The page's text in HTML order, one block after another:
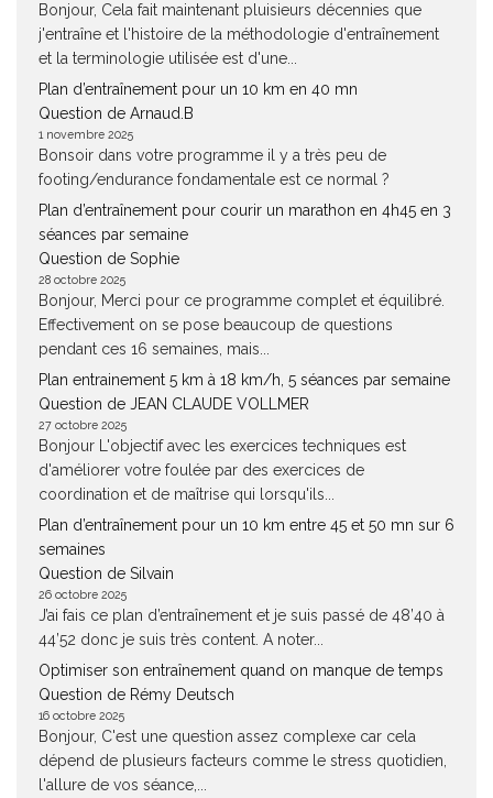
Bonjour, Cela fait maintenant pluisieurs décennies que
j'entraîne et l'histoire de la méthodologie d'entraînement
et la terminologie utilisée est d'une...
Plan d’entraînement pour un 10 km en 40 mn
Question de Arnaud.B
1 novembre 2025
Bonsoir dans votre programme il y a très peu de
footing/endurance fondamentale est ce normal ?
Plan d’entraînement pour courir un marathon en 4h45 en 3
séances par semaine
Question de Sophie
28 octobre 2025
Bonjour, Merci pour ce programme complet et équilibré.
Effectivement on se pose beaucoup de questions
pendant ces 16 semaines, mais...
Plan entrainement 5 km à 18 km/h, 5 séances par semaine
Question de JEAN CLAUDE VOLLMER
27 octobre 2025
Bonjour L'objectif avec les exercices techniques est
d'améliorer votre foulée par des exercices de
coordination et de maîtrise qui lorsqu'ils...
Plan d’entraînement pour un 10 km entre 45 et 50 mn sur 6
semaines
Question de Silvain
26 octobre 2025
J’ai fais ce plan d’entraînement et je suis passé de 48’40 à
44’52 donc je suis très content. A noter...
Optimiser son entraînement quand on manque de temps
Question de Rémy Deutsch
16 octobre 2025
Bonjour, C'est une question assez complexe car cela
dépend de plusieurs facteurs comme le stress quotidien,
l'allure de vos séance,...